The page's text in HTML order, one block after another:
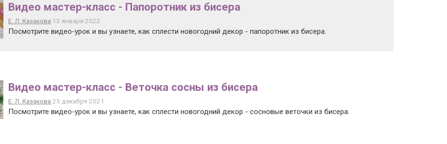
Видео мастер-класс - Папоротник из бисера
Е. Л. Казакова 13 января 2022
Посмотрите видео-урок и вы узнаете, как сплести новогодний декор - папоротник из бисера.
Видео мастер-класс - Веточка сосны из бисера
Е. Л. Казакова 25 декабря 2021
Посмотрите видео-урок и вы узнаете, как сплести новогодний декор - сосновые веточки из бисера.